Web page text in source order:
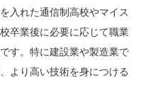
入れた通信制高校やマイス
卒業後に必要に応じて職業
す。特に建設業や製造業で
より高い技術を身につける